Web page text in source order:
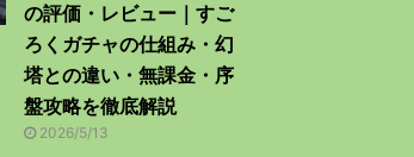
の評価・レビュー｜すご
ろくガチャの仕組み・幻
塔との違い・無課金・序
盤攻略を徹底解説
2026/5/13